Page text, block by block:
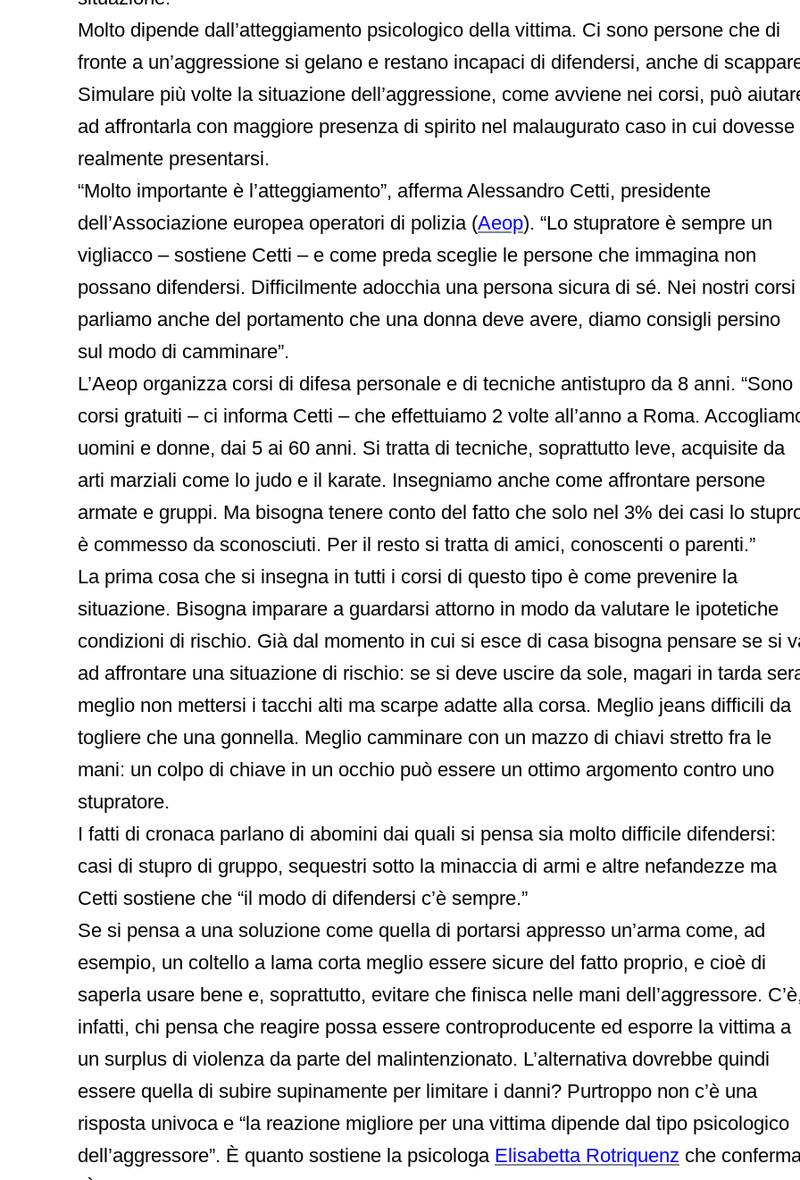
Molto dipende dall’atteggiamento psicologico della vittima. Ci sono persone che di
fronte a un’aggressione si gelano e restano incapaci di difendersi, anche di
Simulare più volte la situazione dell’aggressione, come avviene nei corsi, può
ad affrontarla con maggiore presenza di spirito nel malaugurato caso in cui dovesse
realmente presentarsi.
“Molto importante è l’atteggiamento”, afferma Alessandro Cetti, presidente
dell’Associazione europea operatori di polizia (Aeop). “Lo stupratore è sempre un
vigliacco – sostiene Cetti – e come preda sceglie le persone che immagina non
possano difendersi. Difficilmente adocchia una persona sicura di sé. Nei nostri corsi
parliamo anche del portamento che una donna deve avere, diamo consigli persino
sul modo di camminare”.
L’Aeop organizza corsi di difesa personale e di tecniche antistupro da 8 anni. “Sono
corsi gratuiti – ci informa Cetti – che effettuiamo 2 volte all’anno a Roma.
uomini e donne, dai 5 ai 60 anni. Si tratta di tecniche, soprattutto leve, acquisite da
arti marziali come lo judo e il karate. Insegniamo anche come affrontare persone
armate e gruppi. Ma bisogna tenere conto del fatto che solo nel 3% dei casi lo
è commesso da sconosciuti. Per il resto si tratta di amici, conoscenti o parenti.”
La prima cosa che si insegna in tutti i corsi di questo tipo è come prevenire la
situazione. Bisogna imparare a guardarsi attorno in modo da valutare le ipotetiche
condizioni di rischio. Già dal momento in cui si esce di casa bisogna pensare se si
ad affrontare una situazione di rischio: se si deve uscire da sole, magari in tarda
meglio non mettersi i tacchi alti ma scarpe adatte alla corsa. Meglio jeans difficili da
togliere che una gonnella. Meglio camminare con un mazzo di chiavi stretto fra le
mani: un colpo di chiave in un occhio può essere un ottimo argomento contro uno
stupratore.
I fatti di cronaca parlano di abomini dai quali si pensa sia molto difficile difendersi:
casi di stupro di gruppo, sequestri sotto la minaccia di armi e altre nefandezze ma
Cetti sostiene che “il modo di difendersi c’è sempre.”
Se si pensa a una soluzione come quella di portarsi appresso un’arma come, ad
esempio, un coltello a lama corta meglio essere sicure del fatto proprio, e cioè di
saperla usare bene e, soprattutto, evitare che finisca nelle mani dell’aggressore.
infatti, chi pensa che reagire possa essere controproducente ed esporre la vittima a
un surplus di violenza da parte del malintenzionato. L’alternativa dovrebbe quindi
essere quella di subire supinamente per limitare i danni? Purtroppo non c’è una
risposta univoca e “la reazione migliore per una vittima dipende dal tipo psicologico
dell’aggressore”. È quanto sostiene la psicologa Elisabetta Rotriquenz che